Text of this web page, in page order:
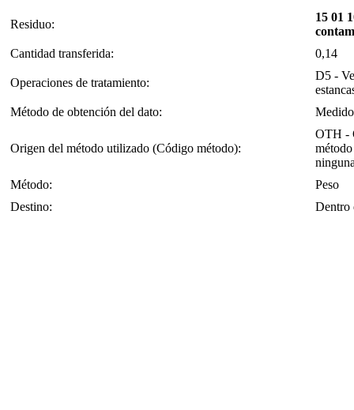
Residuo:
15 01
Cantidad transferida:
0,14
Operaciones de tratamiento:
D5 -
Método de obtención del dato:
Medido
Origen del método utilizado (Código método):
OTH -
Método:
Peso
Destino:
Dentro